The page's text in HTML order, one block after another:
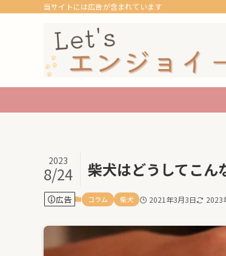
当サイトには広告が含まれています
柴犬はどうしてこん
2023
8/24
広告 コラム 柴犬 2021年3月3日 2023